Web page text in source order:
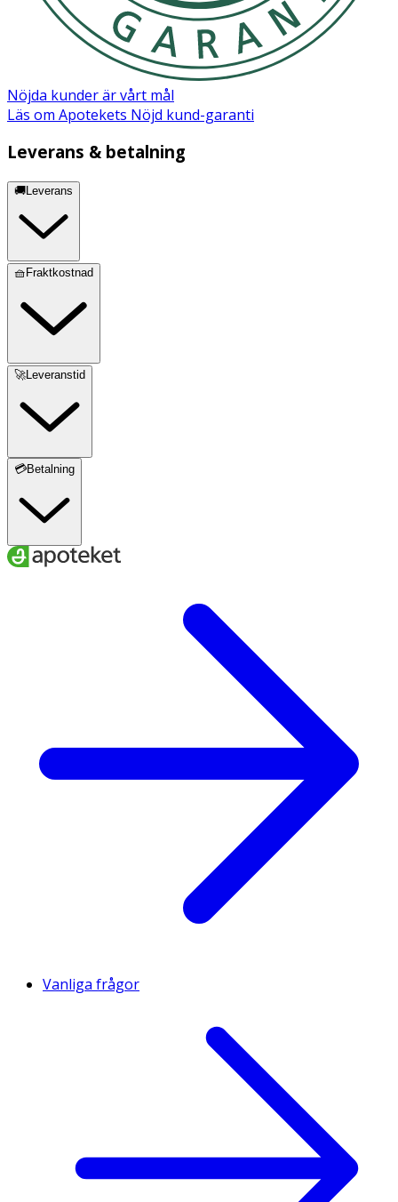
Vitamin B12 4 µg 160*
* Dagligt referensintag.
Linfröpulver, Magnesium (magnesiumoxid,
magnesiumcitrat, magnesiumbisglycinat,
(pyridoxal-5´-fosfat), Vitamin B12 (metylkobalamin),
Magnesiumstearat, Vegetabilisk kapsel
(hydroxypropylmetylcellulosa)
Nöjda kunder är vårt mål
Läs om Apotekets Nöjd kund-garanti
Leverans & betalning
🚚Leverans
🧺Fraktkostnad
🚀Leveranstid
💳Betalning
Vanliga frågor